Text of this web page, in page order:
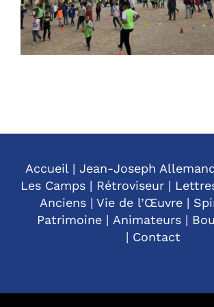
Accueil| Jean-Joseph
Les Camps | Rétroviseur |
Anciens| Vie de l’Œuvre|
Patrimoine | Animateurs |
| Contact